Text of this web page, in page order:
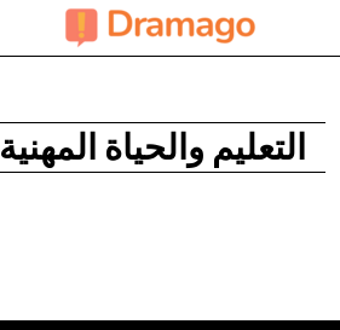
التعليم والحياة المهنية